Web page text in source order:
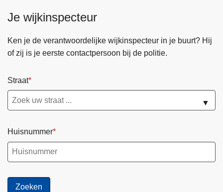
Je wijkinspecteur
Ken je de verantwoordelijke wijkinspecteur in je buurt? Hij
of zij is je eerste contactpersoon bij de politie.
Straat
▼
Huisnummer